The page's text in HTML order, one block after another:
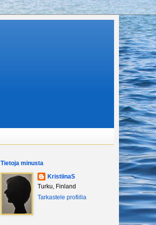
Tietoja minusta
KristiinaS
Turku, Finland
Tarkastele profiilia